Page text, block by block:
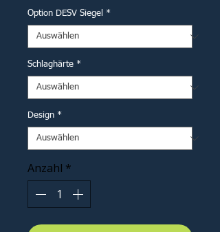
Option DESV Siegel *
Schlaghärte *
Design *
Anzahl *